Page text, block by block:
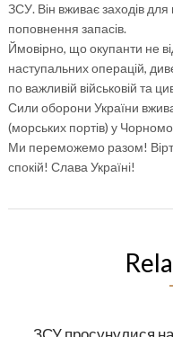
ЗСУ. Він вживає заходів для
поповнення запасів.
Ймовірно, що окупанти не
наступальних операцій,
по важливій військовій та
Сили оборони України
(морських портів) у
Ми переможемо разом!
спокій! Слава Україні!